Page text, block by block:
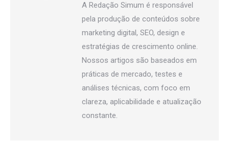
A Redação Simum é responsável
pela produção de conteúdos sobre
marketing digital, SEO, design e
estratégias de crescimento online.
Nossos artigos são baseados em
práticas de mercado, testes e
análises técnicas, com foco em
clareza, aplicabilidade e atualização
constante.